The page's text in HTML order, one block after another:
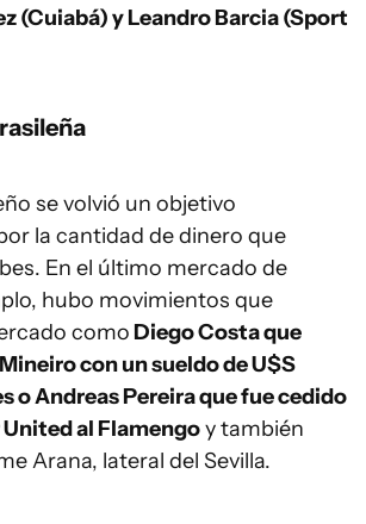
(Cuiabá) y Leandro Barcia (Sport
se volvió un objetivo
la cantidad de dinero que
En el último mercado de
hubo movimientos que
como Diego Costa que
con un sueldo de U$S
o Andreas Pereira que fue cedido
al Flamengoy también
Arana, lateral del Sevilla.